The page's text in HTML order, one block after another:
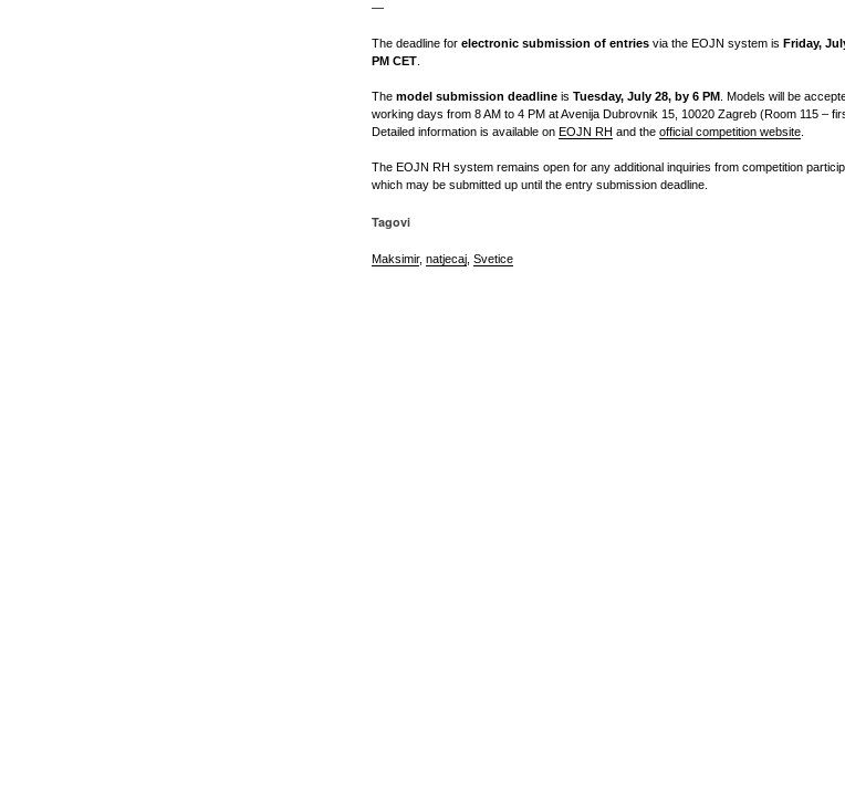
—
The deadline for electronic submission of entries via the EOJN system is Friday,
PM CET
The model submission deadline is Tuesday, July 28, by 6 PM . Models will be
working days from 8 AM to 4 PM at Avenija Dubrovnik 15, 10020 Zagreb (Room 115 –
Detailed information is available on EOJN RH and the official competition website
The EOJN RH system remains open for any additional inquiries from competition
which may be submitted up until the entry submission deadline.
Tagovi
Maksimir, natjecaj Svetice